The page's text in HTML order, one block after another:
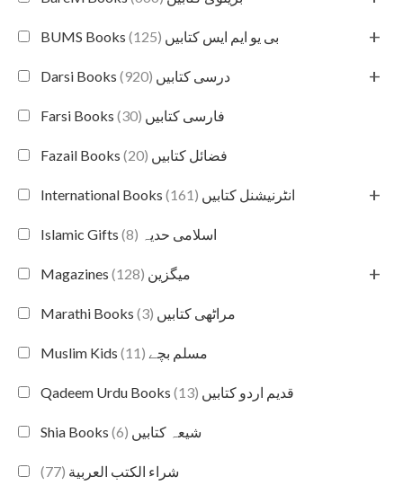
BUMS Books بی یو ایم ایس کتابیں (125) +
Darsi Books درسی کتابیں (920) +
Farsi Books فارسی کتابیں (30)
Fazail Books فضائل کتابیں (20)
International Books انٹرنیشنل کتابیں (161) +
Islamic Gifts اسلامی حدیہ (8)
Magazines میگزین (128) +
Marathi Books مراٹھی کتابیں (3)
Muslim Kids مسلم بچے (11)
Qadeem Urdu Books قدیم اردو کتابیں (13)
Shia Books شیعہ کتابیں (6)
شراء الكتب العربية (77)